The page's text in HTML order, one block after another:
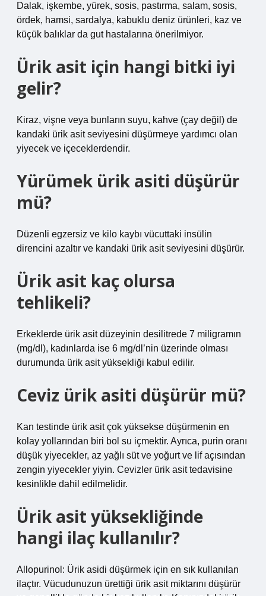
Dalak, işkembe, yürek, sosis, pastırma, salam, sosis,
ördek, hamsi, sardalya, kabuklu deniz ürünleri, kaz ve
küçük balıklar da gut hastalarına önerilmiyor.
Ürik asit için hangi bitki iyi
gelir?
Kiraz, vişne veya bunların suyu, kahve (çay değil) de
kandaki ürik asit seviyesini düşürmeye yardımcı olan
yiyecek ve içeceklerdendir.
Yürümek ürik asiti düşürür
mü?
Düzenli egzersiz ve kilo kaybı vücuttaki insülin
direncini azaltır ve kandaki ürik asit seviyesini düşürür.
Ürik asit kaç olursa
tehlikeli?
Erkeklerde ürik asit düzeyinin desilitrede 7 miligramın
(mg/dl), kadınlarda ise 6 mg/dl’nin üzerinde olması
durumunda ürik asit yüksekliği kabul edilir.
Ceviz ürik asiti düşürür mü?
Kan testinde ürik asit çok yüksekse düşürmenin en
kolay yollarından biri bol su içmektir. Ayrıca, purin oranı
düşük yiyecekler, az yağlı süt ve yoğurt ve lif açısından
zengin yiyecekler yiyin. Cevizler ürik asit tedavisine
kesinlikle dahil edilmelidir.
Ürik asit yüksekliğinde
hangi ilaç kullanılır?
Allopurinol: Ürik asidi düşürmek için en sık kullanılan
ilaçtır. Vücudunuzun ürettiği ürik asit miktarını düşürür